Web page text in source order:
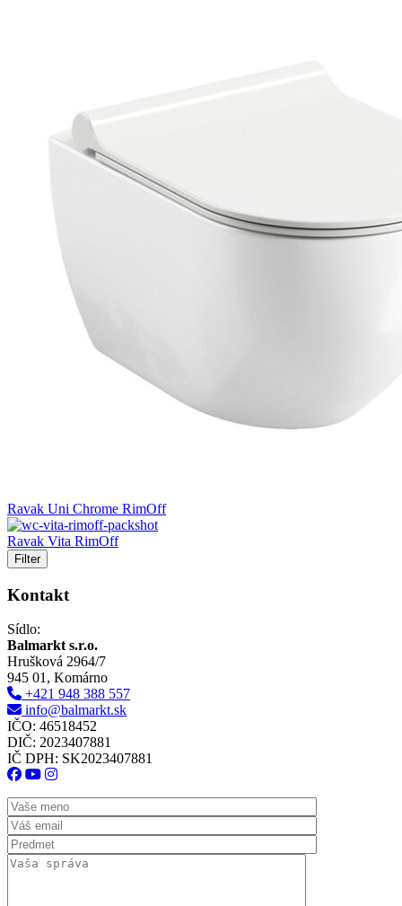
Ravak Uni Chrome RimOff
Ravak Vita RimOff
Filter
Kontakt
Sídlo:
Balmarkt s.r.o.
Hrušková 2964/7
945 01, Komárno
+421 948 388 557
info@balmarkt.sk
IČO: 46518452
DIČ: 2023407881
IČ DPH: SK2023407881